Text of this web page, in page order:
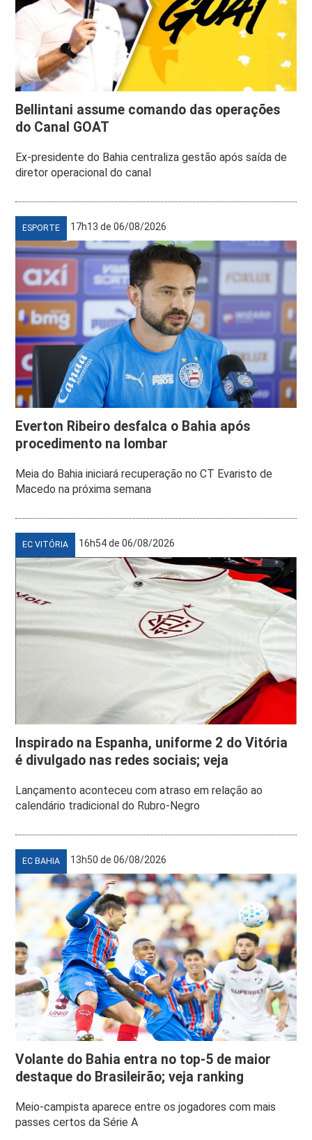
Bellintani assume comando das operações
do Canal GOAT
Ex-presidente do Bahia centraliza gestão após saída de
diretor operacional do canal
ESPORTE 17h13 de 06/08/2026
Everton Ribeiro desfalca o Bahia após
procedimento na lombar
Meia do Bahia iniciará recuperação no CT Evaristo de
Macedo na próxima semana
EC VITÓRIA 16h54 de 06/08/2026
Inspirado na Espanha, uniforme 2 do Vitória
é divulgado nas redes sociais; veja
Lançamento aconteceu com atraso em relação ao
calendário tradicional do Rubro-Negro
EC BAHIA 13h50 de 06/08/2026
Volante do Bahia entra no top-5 de maior
destaque do Brasileirão; veja ranking
Meio-campista aparece entre os jogadores com mais
passes certos da Série A